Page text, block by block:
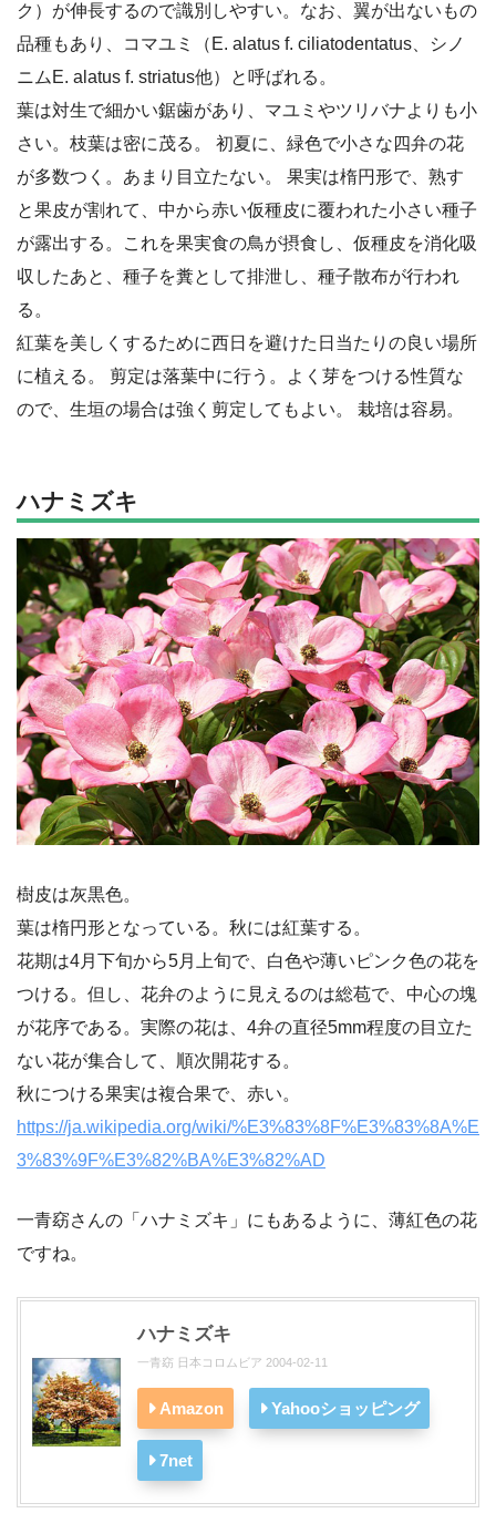
ク）が伸長するので識別しやすい。なお、翼が出ないもの
品種もあり、コマユミ（E. alatus f. ciliatodentatus、シノ
ニムE. alatus f. striatus他）と呼ばれる。
葉は対生で細かい鋸歯があり、マユミやツリバナよりも小
さい。枝葉は密に茂る。 初夏に、緑色で小さな四弁の花
が多数つく。あまり目立たない。 果実は楕円形で、熟す
と果皮が割れて、中から赤い仮種皮に覆われた小さい種子
が露出する。これを果実食の鳥が摂食し、仮種皮を消化吸
収したあと、種子を糞として排泄し、種子散布が行われ
る。
紅葉を美しくするために西日を避けた日当たりの良い場所
に植える。 剪定は落葉中に行う。よく芽をつける性質な
ので、生垣の場合は強く剪定してもよい。 栽培は容易。
ハナミズキ
樹皮は灰黒色。
葉は楕円形となっている。秋には紅葉する。
花期は4月下旬から5月上旬で、白色や薄いピンク色の花を
つける。但し、花弁のように見えるのは総苞で、中心の塊
が花序である。実際の花は、4弁の直径5mm程度の目立た
ない花が集合して、順次開花する。
秋につける果実は複合果で、赤い。
https://ja.wikipedia.org/wiki/%E3%83%8F%E3%83%8A%E
3%83%9F%E3%82%BA%E3%82%AD
一青窈さんの「ハナミズキ」にもあるように、薄紅色の花
ですね。
ハナミズキ
一青窈 日本コロムビア 2004-02-11
Amazon Yahooショッピング
7net